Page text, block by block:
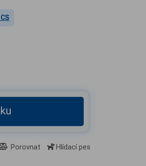
Porovnat Hlídací pes